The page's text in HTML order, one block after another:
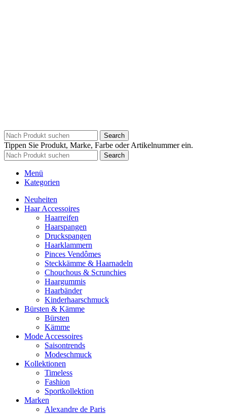
Search
Tippen Sie Produkt, Marke, Farbe oder Artikelnummer ein.
Search
Menü
Kategorien
Neuheiten
Haar Accessoires
Haarreifen
Haarspangen
Druckspangen
Haarklammern
Pinces Vendômes
Steckkämme & Haarnadeln
Chouchous & Scrunchies
Haargummis
Haarbänder
Kinderhaarschmuck
Bürsten & Kämme
Bürsten
Kämme
Mode Accessoires
Saisontrends
Modeschmuck
Kollektionen
Timeless
Fashion
Sportkollektion
Marken
Alexandre de Paris